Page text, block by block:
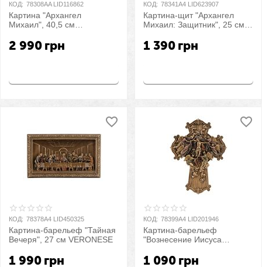
КОД: 78308AA LID116862
Картина "Архангел
Михаил", 40,5 см
2 990 грн
КОД: 78341A4 LID623907
Картина-щит "Архангел
Михаил: Защитник", 25 см
1 390 грн
КОД: 78378A4 LID450325
Картина-барельеф "Тайная
Вечеря", 27 см VERONESE
1 990 грн
КОД: 78399A4 LID201946
Картина-барельеф
"Вознесение Иисуса
VERONESE
1 090 грн